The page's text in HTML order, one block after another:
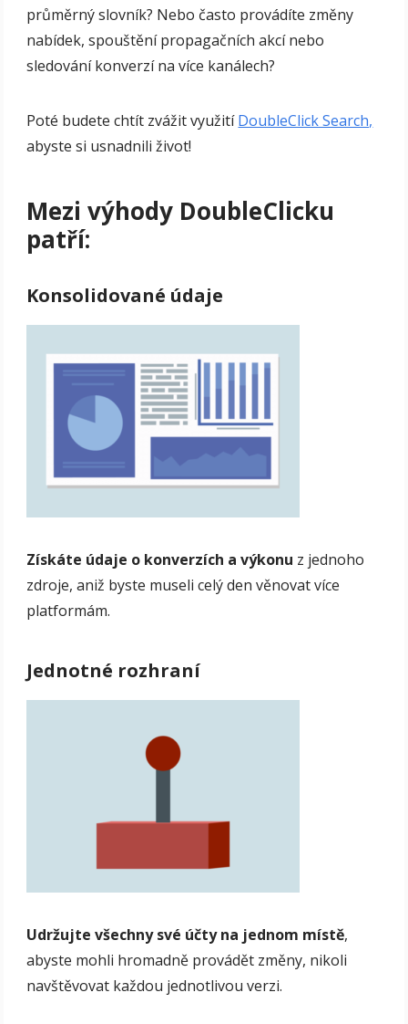
průměrný slovník? Nebo často provádíte změny
nabídek, spouštění propagačních akcí nebo
sledování konverzí na více kanálech?
Poté budete chtít zvážit využitíDoubleClick Search,
abyste si usnadnili život!
Mezi výhody DoubleClicku
patří:
Konsolidované údaje
Získáte údaje o konverzích a výkonu z jednoho
zdroje, aniž byste museli celý den věnovat více
platformám.
Jednotné rozhraní
Udržujte všechny své účty na jednom místě,
abyste mohli hromadně provádět změny, nikoli
navštěvovat každou jednotlivou verzi.